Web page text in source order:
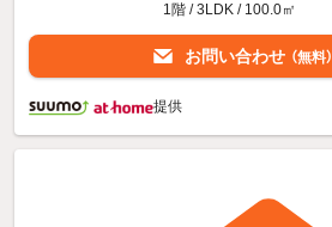
1階 / 3LDK / 100.0㎡
お問い合わせ （無料）
提供